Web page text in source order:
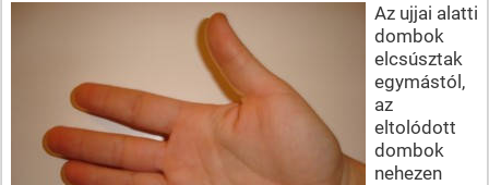
Az ujjai alatti
dombok
elcsúsztak
egymástól,
az
eltolódott
dombok
nehezen